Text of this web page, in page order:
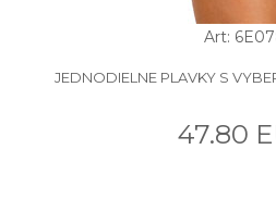
Art:
JEDNODIELNE PLAVKY S
47.80